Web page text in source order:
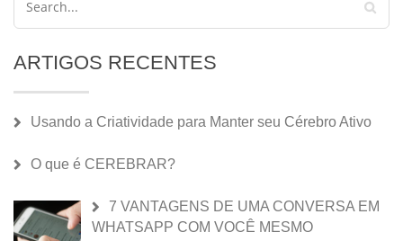
ARTIGOS RECENTES
Usando a Criatividade para Manter seu Cérebro Ativo
O que é CEREBRAR?
7 VANTAGENS DE UMA CONVERSA EM
WHATSAPP COM VOCÊ MESMO